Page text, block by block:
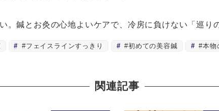
。鍼とお灸の心地よいケアで、冷房に負けない「巡り
#フェイスラインすっきり #初めての美容鍼 #本物
関連記事